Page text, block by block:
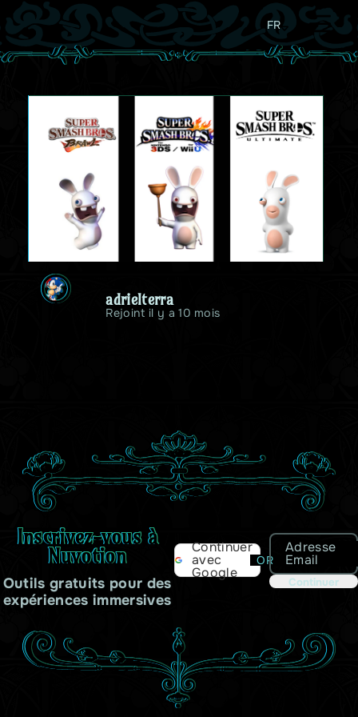
FR
adrielterra
Rejoint il y a 10 mois
Inscrivez-vous à
Nuvotion
Outils gratuits pour des
expériences immersives
Continuer
avec
Google
OR
Adresse
Email
Continuer